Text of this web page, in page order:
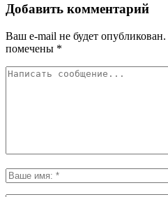
Добавить комментарий
Ваш e-mail не будет опубликован.
помечены *